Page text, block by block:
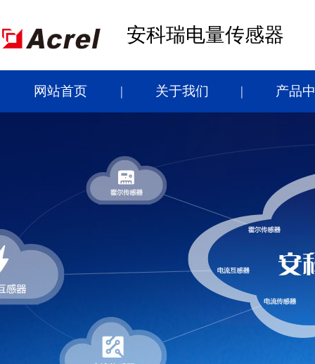
安科瑞电量传感器
网站首页 关于我们 产品